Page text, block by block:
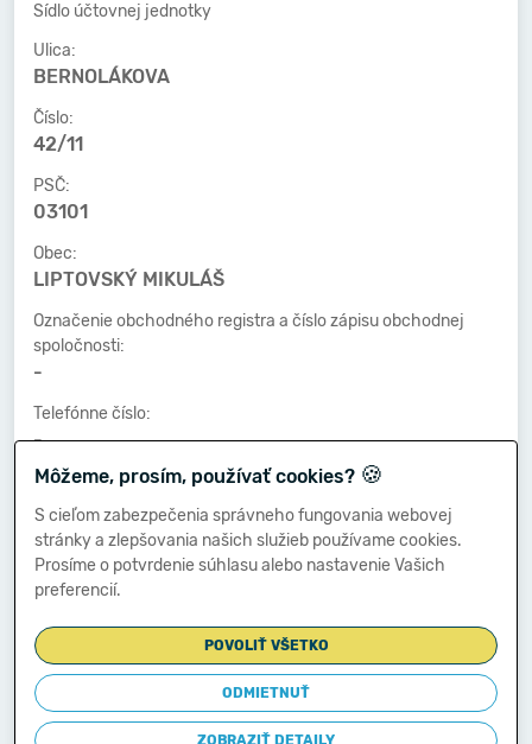
Sídlo účtovnej jednotky
Ulica:
BERNOLÁKOVA
Číslo:
42/11
PSČ:
03101
Obec:
LIPTOVSKÝ MIKULÁŠ
Označenie obchodného registra a číslo zápisu obchodnej
spoločnosti:
-
Telefónne číslo:
-
Faxové číslo:
-
E-mailová adresa:
-
Zostavená dňa:
24.03.2015
Schválená dňa:
Môžeme, prosím, používať cookies? 🍪
S cieľom zabezpečenia správneho fungovania webovej
stránky a zlepšovania našich služieb používame cookies.
Prosíme o potvrdenie súhlasu alebo nastavenie Vašich
preferencií.
POVOLIŤ VŠETKO
ODMIETNUŤ
ZOBRAZIŤ DETAILY